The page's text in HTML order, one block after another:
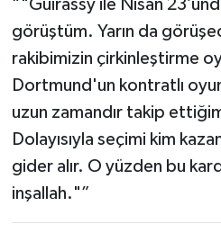
“"Guirassy ile Nisan
görüştüm. Yarın da
rakibimizin çirkinleştirme
Dortmund'un kontratlı
uzun zamandır takip
Dolayısıyla seçimi kim
gider alır. O yüzden bu
inşallah."”